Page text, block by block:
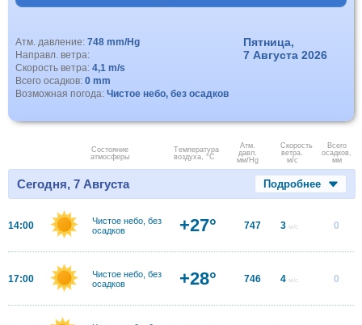
Атм. давление: 748 mm/Hg
Направл. ветра:
Скорость ветра: 4,1 m/s
Всего осадков: 0 mm
Возможная погода: Чистое небо, без осадков
Пятница,
7 Августа 2026
Состояние
атмосферы
Температура
воздуха, °C
Атм.
давл.
мм/Hg
Скорость
ветра.
м/с
Всего
осадков,
мм
Сегодня, 7 Августа Подробнее
14:00
Чистое небо, без
осадков
+27° 747 3 м/с 0
17:00
Чистое небо, без
осадков
+28° 746 4 м/с 0